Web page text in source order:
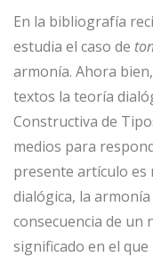
En la bibliografía
estudia el caso de
armonía. Ahora
textos la teoría
Constructiva de
medios para
presente artículo es
dialógica, la
consecuencia de un
significado en el